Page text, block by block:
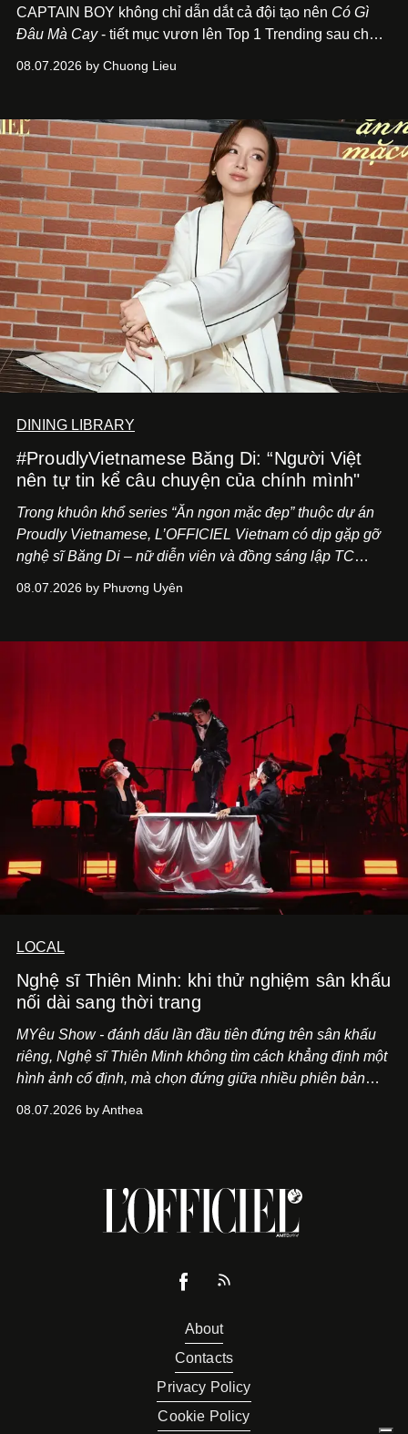
CAPTAIN BOY không chỉ dẫn dắt cả đội tạo nên Có Gì
Đâu Mà Cay- tiết mục vươn lên Top 1 Trending sau chưa
để lắng nghe, kết nối và tin tưởng đồng đội. Với nam
trình trở thành một producer thực thụ.
08.07.2026 by Chuong Lieu
DINING LIBRARY
#ProudlyVietnamese Băng Di: “Người Việt
nên tự tin kể câu chuyện của chính mình"
Trong khuôn khổ series “Ăn ngon mặc đẹp” thuộc dự án
Proudly Vietnamese, L’OFFICIEL Vietnam có dịp gặp gỡ
nghệ sĩ Băng Di – nữ diễn viên và đồng sáng lập TC
Kitchen Bar và SALEM tại TP.HCM.
08.07.2026 by Phương Uyên
LOCAL
Nghệ sĩ Thiên Minh: khi thử nghiệm sân khấu
nối dài sang thời trang
MYêu Show - đánh dấu lần đầu tiên đứng trên sân khấu
riêng, Nghệ sĩ Thiên Minh không tìm cách khẳng định một
hình ảnh cố định, mà chọn đứng giữa nhiều phiên bản
một bộ suit lụa - như một cách "take the risk" khác, ngoài
08.07.2026 by Anthea
About
Contacts
Privacy Policy
Cookie Policy